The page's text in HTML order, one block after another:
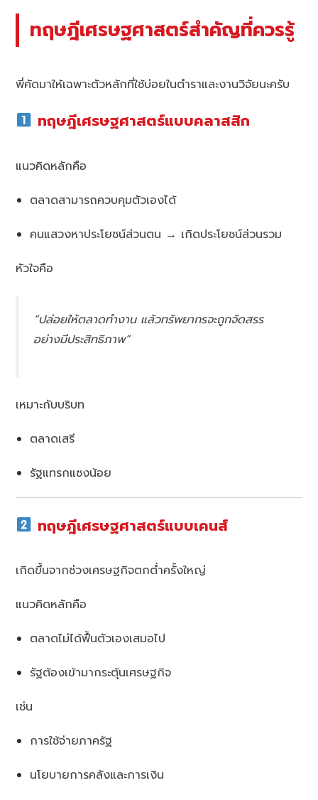
ทฤษฎีเศรษฐศาสตร์สำคัญที่ควรรู้
พี่คัดมาให้เฉพาะตัวหลักที่ใช้บ่อยในตำราและงานวิจัยนะครับ
ทฤษฎีเศรษฐศาสตร์แบบคลาสสิก
แนวคิดหลักคือ
ตลาดสามารถควบคุมตัวเองได้
คนแสวงหาประโยชน์ส่วนตน → เกิดประโยชน์ส่วนรวม
หัวใจคือ
“ปล่อยให้ตลาดทำงาน แล้วทรัพยากรจะถูกจัดสรร
อย่างมีประสิทธิภาพ”
เหมาะกับบริบท
ตลาดเสรี
รัฐแทรกแซงน้อย
ทฤษฎีเศรษฐศาสตร์แบบเคนส์
เกิดขึ้นจากช่วงเศรษฐกิจตกต่ำครั้งใหญ่
แนวคิดหลักคือ
ตลาดไม่ได้ฟื้นตัวเองเสมอไป
รัฐต้องเข้ามากระตุ้นเศรษฐกิจ
เช่น
การใช้จ่ายภาครัฐ
นโยบายการคลังและการเงิน